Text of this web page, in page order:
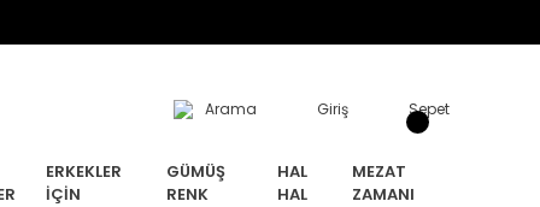
Arama Giriş Sepet
ERKEKLER
İÇIN
GÜMÜŞ
RENK
HAL
HAL
MEZAT
ZAMANI